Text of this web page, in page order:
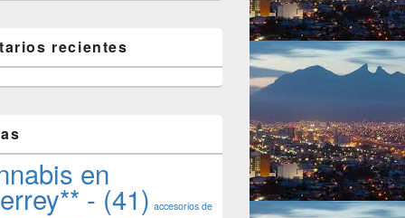
recientes
en
- (41) accesorios de